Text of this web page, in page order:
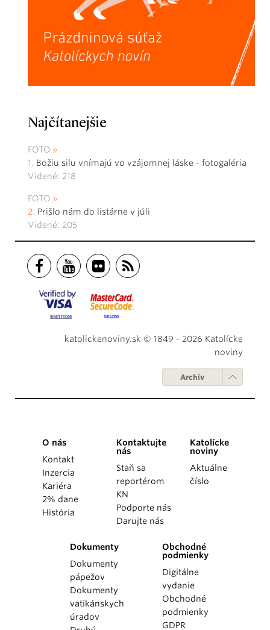
Najčítanejšie
FOTO
Božiu silu vnímajú vo vzájomnej láske - fotogaléria
Videné: 218
FOTO
Prišlo nám do listárne v júli
Videné: 205
katolickenoviny.sk © 1849 - 2026 Katolícke
noviny
Archív
O nás
Kontakt
Inzercia
Kariéra
2% dane
História
Kontaktujte
nás
Staň sa
reportérom
KN
Podporte nás
Darujte nás
Katolícke
noviny
Aktuálne
číslo
Dokumenty
Dokumenty
pápežov
Dokumenty
vatikánskych
úradov
Obchodné
podmienky
Digitálne
vydanie
Obchodné
podmienky
GDPR